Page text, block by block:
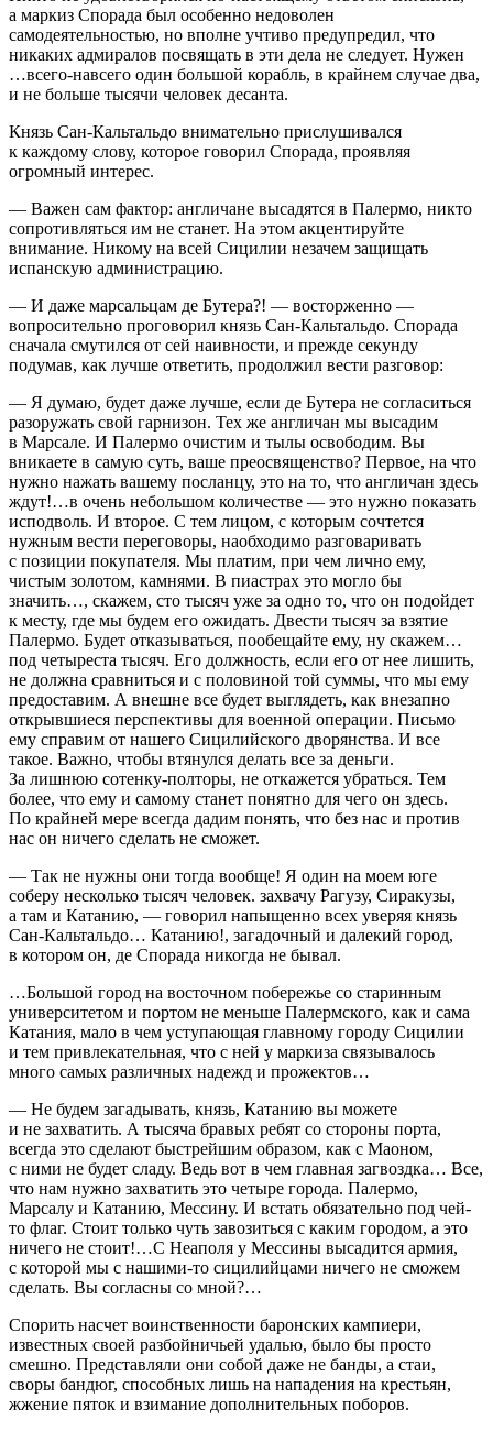
а маркиз Спорада был особенно недоволен
самодеятельностью, но вполне учтиво предупредил, что
никаких адмиралов посвящать в эти дела не следует. Нужен
…всего-навсего один большой корабль, в крайнем случае два,
и не больше тысячи человек десанта.
Князь Сан-Кальтальдо внимательно прислушивался
к каждому слову, которое говорил Спорада, проявляя
огромный интерес.
— Важен сам фактор: англичане высадятся в Палермо, никто
сопротивляться им не станет. На этом акцентируйте
внимание. Никому на всей Сицилии незачем защищать
испанскую администрацию.
— И даже марсальцам де Бутера?! — восторженно —
вопросительно проговорил князь Сан-Кальтальдо. Спорада
сначала смутился от сей наивности, и прежде секунду
подумав, как лучше ответить, продолжил вести разговор:
— Я думаю, будет даже лучше, если де Бутера не согласиться
разоружать свой гарнизон. Тех же англичан мы высадим
в Марсале. И Палермо очистим и тылы освободим. Вы
вникаете в самую суть, ваше преосвященство? Первое, на что
нужно нажать вашему посланцу, это на то, что англичан здесь
ждут!…в очень небольшом количестве — это нужно показать
исподволь. И второе. С тем лицом, с которым сочтется
нужным вести переговоры, наобходимо разговаривать
с позиции покупателя. Мы платим, при чем лично ему,
чистым золотом, камнями. В пиастрах это могло бы
значить…, скажем, сто тысяч уже за одно то, что он подойдет
к месту, где мы будем его ожидать. Двести тысяч за взятие
Палермо. Будет отказываться, пообещайте ему, ну скажем…
под четыреста тысяч. Его должность, если его от нее лишить,
не должна сравниться и с половиной той суммы, что мы ему
предоставим. А внешне все будет выглядеть, как внезапно
открывшиеся перспективы для военной операции. Письмо
ему справим от нашего Сицилийского дворянства. И все
такое. Важно, чтобы втянулся делать все за деньги.
За лишнюю сотенку-полторы, не откажется убраться. Тем
более, что ему и самому станет понятно для чего он здесь.
По крайней мере всегда дадим понять, что без нас и против
нас он ничего сделать не сможет.
— Так не нужны они тогда вообще! Я один на моем юге
соберу несколько тысяч человек. захвачу Рагузу, Сиракузы,
а там и Катанию, — говорил напыщенно всех уверяя князь
Сан-Кальтальдо… Катанию!, загадочный и далекий город,
в котором он, де Спорада никогда не бывал.
…Большой город на восточном побережье со старинным
университетом и портом не меньше Палермского, как и сама
Катания, мало в чем уступающая главному городу Сицилии
и тем привлекательная, что с ней у маркиза связывалось
много самых различных надежд и прожектов…
— Не будем загадывать, князь, Катанию вы можете
и не захватить. А тысяча бравых ребят со стороны порта,
всегда это сделают быстрейшим образом, как с Маоном,
с ними не будет сладу. Ведь вот в чем главная загвоздка… Все,
что нам нужно захватить это четыре города. Палермо,
Марсалу и Катанию, Мессину. И встать обязательно под чей-
то флаг. Стоит только чуть завозиться с каким городом, а это
ничего не стоит!…С Неаполя у Мессины высадится армия,
с которой мы с нашими-то сицилийцами ничего не сможем
сделать. Вы согласны со мной?…
Спорить насчет воинственности баронских кампиери,
известных своей разбойничьей удалью, было бы просто
смешно. Представляли они собой даже не банды, а стаи,
своры бандюг, способных лишь на нападения на крестьян,
жжение пяток и взимание дополнительных поборов.